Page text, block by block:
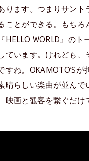
ります。つまりサント
ことができる。もちろ
HELLO WORLD』のト
ています。けれども、
すね。OKAMOTO’Sが
晴らしい楽曲が並んで
映画と観客を繋ぐだけ